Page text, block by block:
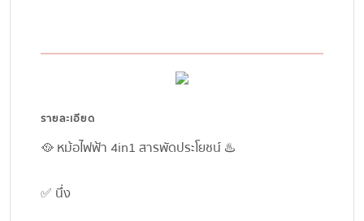
รายละเอียด
🥘 หม้อไฟฟ้า 4in1 สารพัดประโยชน์ ♨️
✅ นึ่ง